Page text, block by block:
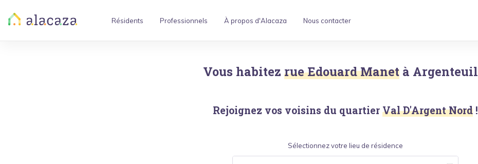
Résidents Professionnels À propos d'Alacaza Nous contacter
Vous habitez rue Edouard Manet à Argenteuil
Rejoignez vos voisins du quartier Val D'Argent Nord !
Sélectionnez votre lieu de résidence